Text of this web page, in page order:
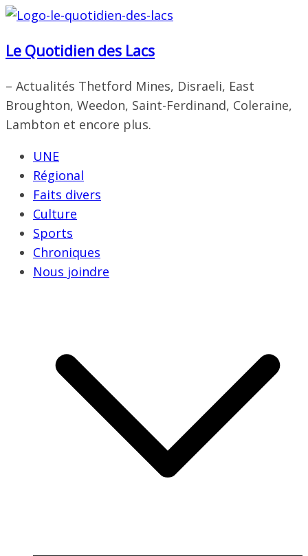
Passer
contenu
Le Quotidien des Lacs
– Actualités Thetford Mines, Disraeli, East
Broughton, Weedon, Saint-Ferdinand, Coleraine,
Lambton et encore plus.
UNE
Régional
Faits divers
Culture
Sports
Chroniques
Nous joindre